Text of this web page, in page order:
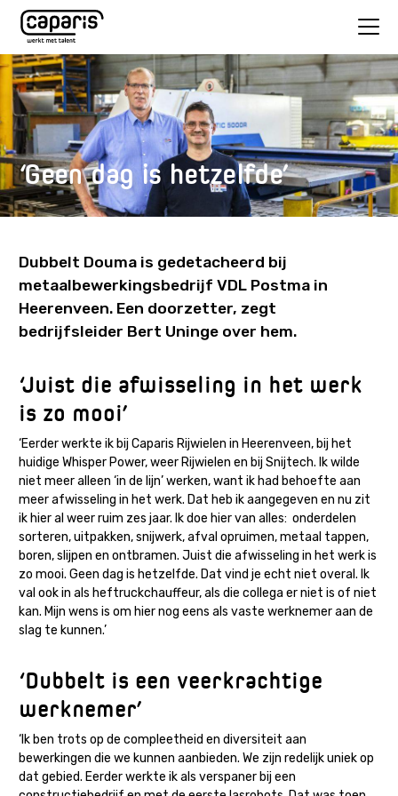
‘Geen dag is hetzelfde’
Dubbelt Douma is gedetacheerd bij
metaalbewerkingsbedrijf VDL Postma in
Heerenveen. Een doorzetter, zegt
bedrijfsleider Bert Uninge over hem.
‘Juist die afwisseling in het werk
is zo mooi’
‘Eerder werkte ik bij Caparis Rijwielen in Heerenveen, bij het
huidige Whisper Power, weer Rijwielen en bij Snijtech. Ik wilde
niet meer alleen ‘in de lijn’ werken, want ik had behoefte aan
meer afwisseling in het werk. Dat heb ik aangegeven en nu zit
ik hier al weer ruim zes jaar. Ik doe hier van alles: onderdelen
sorteren, uitpakken, snijwerk, afval opruimen, metaal tappen,
boren, slijpen en ontbramen. Juist die afwisseling in het werk is
zo mooi. Geen dag is hetzelfde. Dat vind je echt niet overal. Ik
val ook in als heftruckchauffeur, als die collega er niet is of niet
kan. Mijn wens is om hier nog eens als vaste werknemer aan de
slag te kunnen.’
‘Dubbelt is een veerkrachtige
werknemer’
‘Ik ben trots op de compleetheid en diversiteit aan
bewerkingen die we kunnen aanbieden. We zijn redelijk uniek op
dat gebied. Eerder werkte ik als verspaner bij een